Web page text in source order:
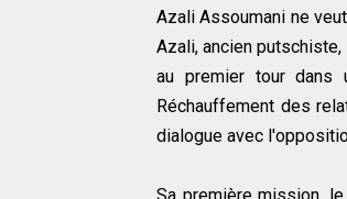
Azali Assoumani ne
Azali, ancien
au premier tour dans
Réchauffement des
dialogue avec